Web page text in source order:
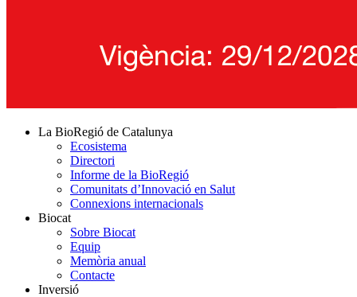
La BioRegió de Catalunya
Ecosistema
Directori
Informe de la BioRegió
Comunitats d’Innovació en Salut
Connexions internacionals
Biocat
Sobre Biocat
Equip
Memòria anual
Contacte
Inversió